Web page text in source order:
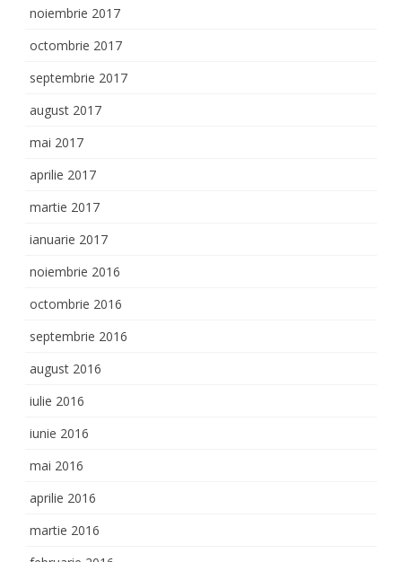
noiembrie 2017
octombrie 2017
septembrie 2017
august 2017
mai 2017
aprilie 2017
martie 2017
ianuarie 2017
noiembrie 2016
octombrie 2016
septembrie 2016
august 2016
iulie 2016
iunie 2016
mai 2016
aprilie 2016
martie 2016